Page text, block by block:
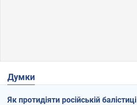
Думки
Як протидіяти російській балістиці